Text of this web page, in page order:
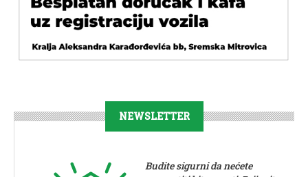
NEWSLETTER
Budite sigurni da nećete